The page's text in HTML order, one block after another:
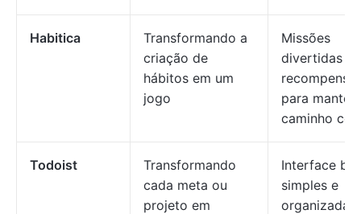
Habitica
Transformando a
criação de
hábitos em um
jogo
Missões
divertidas e
para mantê-
caminho
Todoist
Transformando
cada meta ou
projeto em
Interface
simples e
organizada